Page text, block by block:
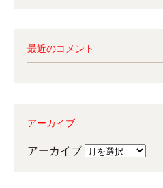
最近のコメント
アーカイブ
アーカイブ